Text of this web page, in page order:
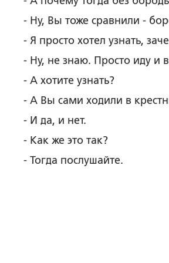
- Ну, Вы тоже сравнили -
- Я просто хотел узнать,
- Ну, не знаю. Просто иду и
- А хотите узнать?
- А Вы сами ходили в
- И да, и нет.
- Как же это так?
- Тогда послушайте.